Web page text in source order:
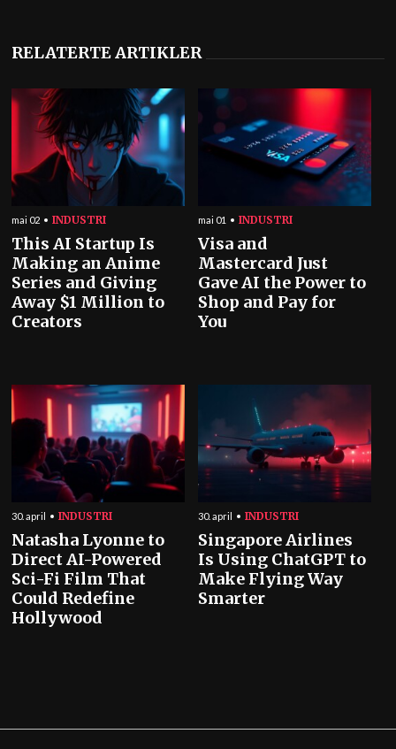
RELATERTE ARTIKLER
mai 02 INDUSTRI
This AI Startup Is
Making an Anime
Series and Giving
Away $1 Million to
Creators
mai 01 INDUSTRI
Visa and
Mastercard Just
Gave AI the Power to
Shop and Pay for
You
30. april INDUSTRI
Natasha Lyonne to
Direct AI-Powered
Sci-Fi Film That
Could Redefine
Hollywood
30. april INDUSTRI
Singapore Airlines
Is Using ChatGPT to
Make Flying Way
Smarter